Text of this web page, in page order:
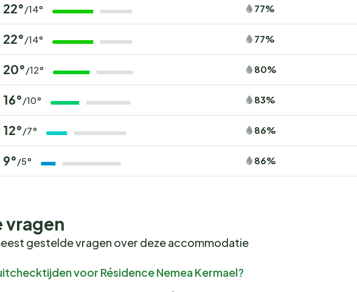
22° /14° 77%
22° /14° 77%
20° /12° 80%
16° /10° 83%
12° /7° 86%
9° /5° 86%
vragen
gestelde vragen over deze accommodatie
voor Résidence Nemea Kermael?